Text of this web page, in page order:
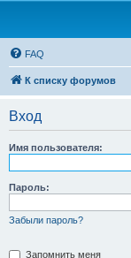
FAQ
К списку форумов
Вход
Имя пользователя:
Пароль:
Забыли пароль?
Запомнить меня